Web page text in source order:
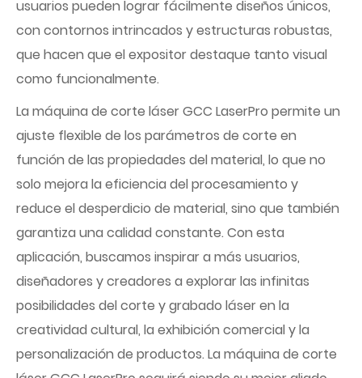
usuarios pueden lograr fácilmente diseños únicos,
con contornos intrincados y estructuras robustas,
que hacen que el expositor destaque tanto visual
como funcionalmente.
La máquina de corte láser GCC LaserPro permite un
ajuste flexible de los parámetros de corte en
función de las propiedades del material, lo que no
solo mejora la eficiencia del procesamiento y
reduce el desperdicio de material, sino que también
garantiza una calidad constante. Con esta
aplicación, buscamos inspirar a más usuarios,
diseñadores y creadores a explorar las infinitas
posibilidades del corte y grabado láser en la
creatividad cultural, la exhibición comercial y la
personalización de productos. La máquina de corte